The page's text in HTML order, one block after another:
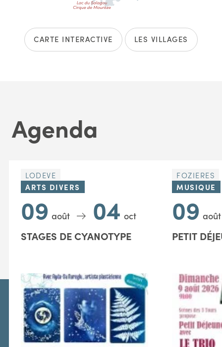
CARTE INTERACTIVE LES VILLAGES
Agenda
LODEVE
ARTS DIVERS
09 août 04 oct
STAGES DE CYANOTYPE
FOZIERES
MUSIQUE
09 août
PETIT